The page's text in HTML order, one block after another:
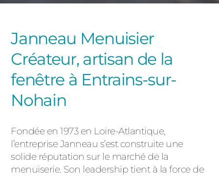
Janneau Menuisier
Créateur, artisan de la
fenêtre à Entrains-sur-
Nohain
Fondée en 1973 en Loire-Atlantique,
l’entreprise Janneau s’est construite une
solide réputation sur le marché de la
menuiserie. Son leadership tient à la force de
CARPORTS